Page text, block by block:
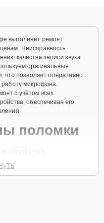
выполняет ремонт
Неисправность
качества записи звука
оригинальные
что позволяет оперативно
микрофона.
с учётом всех
обеспечивая его
поломки